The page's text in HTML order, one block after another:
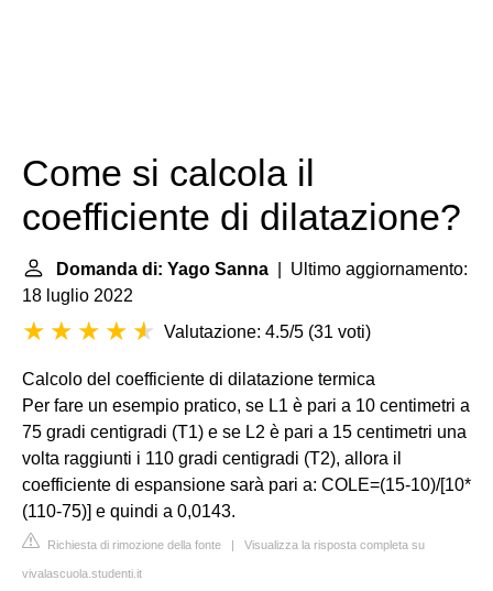
Come si calcola il
coefficiente di dilatazione?
Domanda di: Yago Sanna | Ultimo aggiornamento:
18 luglio 2022
Valutazione: 4.5/5 (31 voti)
Calcolo del coefficiente di dilatazione termica
Per fare un esempio pratico, se L1 è pari a 10 centimetri a
75 gradi centigradi (T1) e se L2 è pari a 15 centimetri una
volta raggiunti i 110 gradi centigradi (T2), allora il
coefficiente di espansione sarà pari a: COLE=(15-10)/[10*
(110-75)] e quindi a 0,0143.
Richiesta di rimozione della fonte | Visualizza la risposta completa su
vivalascuola.studenti.it